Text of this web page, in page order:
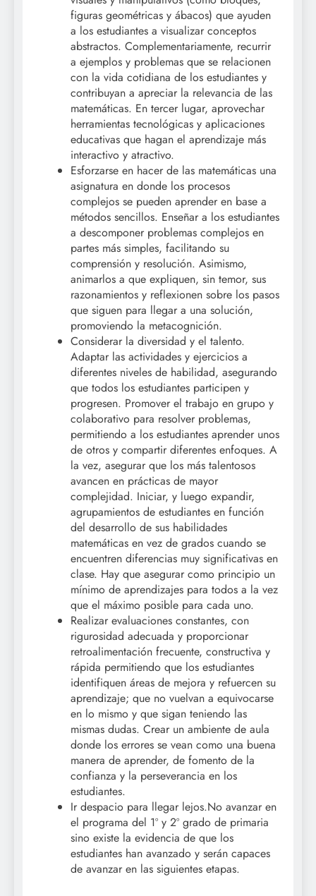
figuras geométricas y ábacos) que ayuden
a los estudiantes a visualizar conceptos
abstractos. Complementariamente, recurrir
a ejemplos y problemas que se relacionen
con la vida cotidiana de los estudiantes y
contribuyan a apreciar la relevancia de las
matemáticas. En tercer lugar, aprovechar
herramientas tecnológicas y aplicaciones
educativas que hagan el aprendizaje más
interactivo y atractivo.
Esforzarse en hacer de las matemáticas una
asignatura en donde los procesos
complejos se pueden aprender en base a
métodos sencillos. Enseñar a los estudiantes
a descomponer problemas complejos en
partes más simples, facilitando su
comprensión y resolución. Asimismo,
animarlos a que expliquen, sin temor, sus
razonamientos y reflexionen sobre los pasos
que siguen para llegar a una solución,
promoviendo la metacognición.
Considerar la diversidad y el talento.
Adaptar las actividades y ejercicios a
diferentes niveles de habilidad, asegurando
que todos los estudiantes participen y
progresen. Promover el trabajo en grupo y
colaborativo para resolver problemas,
permitiendo a los estudiantes aprender unos
de otros y compartir diferentes enfoques. A
la vez, asegurar que los más talentosos
avancen en prácticas de mayor
complejidad. Iniciar, y luego expandir,
agrupamientos de estudiantes en función
del desarrollo de sus habilidades
matemáticas en vez de grados cuando se
encuentren diferencias muy significativas en
clase. Hay que asegurar como principio un
mínimo de aprendizajes para todos a la vez
que el máximo posible para cada uno.
Realizar evaluaciones constantes, con
rigurosidad adecuada y proporcionar
retroalimentación frecuente, constructiva y
rápida permitiendo que los estudiantes
identifiquen áreas de mejora y refuercen su
aprendizaje; que no vuelvan a equivocarse
en lo mismo y que sigan teniendo las
mismas dudas. Crear un ambiente de aula
donde los errores se vean como una buena
manera de aprender, de fomento de la
confianza y la perseverancia en los
estudiantes.
Ir despacio para llegar lejos.No avanzar en
el programa del 1º y 2º grado de primaria
sino existe la evidencia de que los
estudiantes han avanzado y serán capaces
de avanzar en las siguientes etapas.